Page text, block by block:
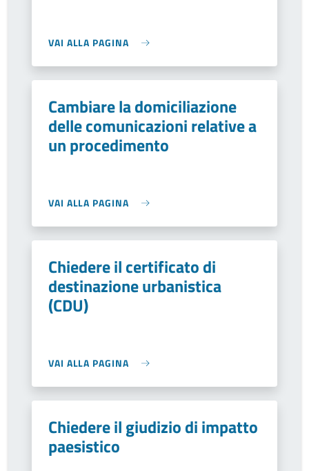
VAI ALLA PAGINA
Cambiare la domiciliazione
delle comunicazioni relative a
un procedimento
VAI ALLA PAGINA
Chiedere il certificato di
destinazione urbanistica
(CDU)
VAI ALLA PAGINA
Chiedere il giudizio di impatto
paesistico